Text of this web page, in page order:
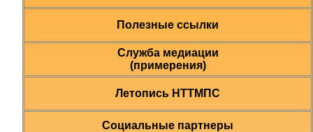
Полезные ссылки
Служба медиации
(примерения)
Летопись НТТМПС
Социальные партнеры